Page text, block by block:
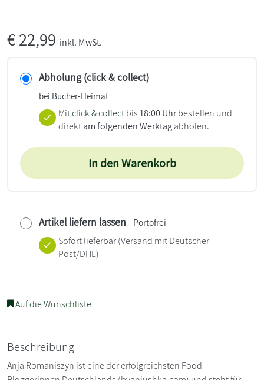
€22,99 inkl. MwSt.
Abholung (click & collect)
bei Bücher-Heimat
Mitclick & collect bis18:00 Uhrbestellen und
direktam folgenden Werktagabholen.
In den Warenkorb
Artikel liefern lassen - Portofrei
Sofort lieferbar(Versand mit Deutscher
Post/DHL)
Auf die Wunschliste
Beschreibung
Anja Romaniszyn ist eine der erfolgreichsten Food-